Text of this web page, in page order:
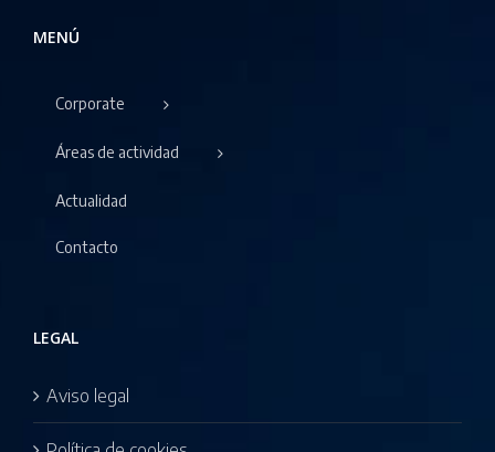
MENÚ
Corporate
Áreas de actividad
Actualidad
Contacto
LEGAL
Aviso legal